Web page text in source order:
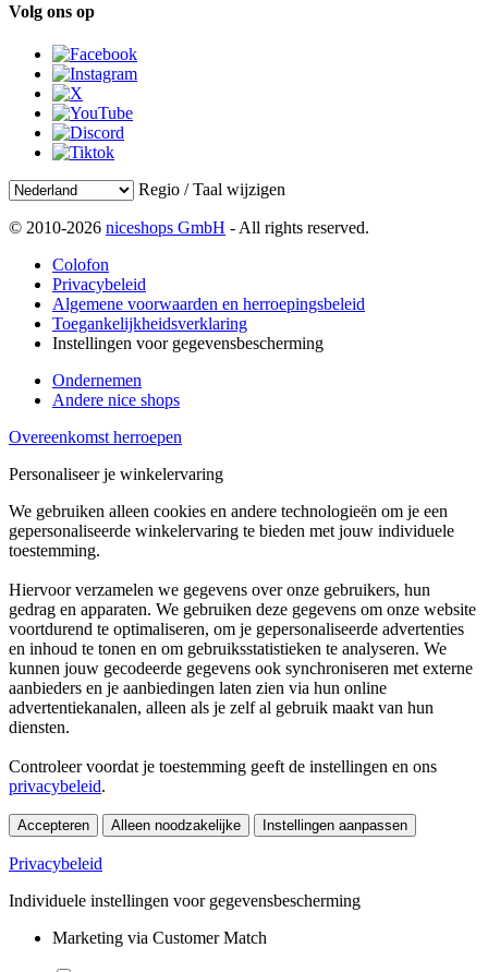
Volg ons op
Regio / Taal wijzigen
© 2010-2026 niceshops GmbH - All rights reserved.
Colofon
Privacybeleid
Algemene voorwaarden en herroepingsbeleid
Toegankelijkheidsverklaring
Instellingen voor gegevensbescherming
Ondernemen
Andere nice shops
Overeenkomst herroepen
Personaliseer je winkelervaring
We gebruiken alleen cookies en andere technologieën om je een
gepersonaliseerde winkelervaring te bieden met jouw individuele
toestemming.
Hiervoor verzamelen we gegevens over onze gebruikers, hun
gedrag en apparaten. We gebruiken deze gegevens om onze website
voortdurend te optimaliseren, om je gepersonaliseerde advertenties
en inhoud te tonen en om gebruiksstatistieken te analyseren. We
kunnen jouw gecodeerde gegevens ook synchroniseren met externe
aanbieders en je aanbiedingen laten zien via hun online
advertentiekanalen, alleen als je zelf al gebruik maakt van hun
diensten.
Controleer voordat je toestemming geeft de instellingen en ons
privacybeleid.
Accepteren Alleen noodzakelijke Instellingen aanpassen
Privacybeleid
Individuele instellingen voor gegevensbescherming
Marketing via Customer Match